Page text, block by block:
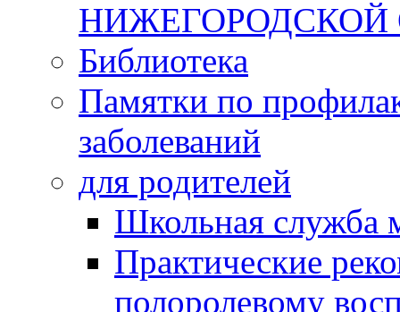
НИЖЕГОРОДСКОЙ
Библиотека
Памятки по
заболеваний
для родителей
Школьная служба
Практические
полоролевому